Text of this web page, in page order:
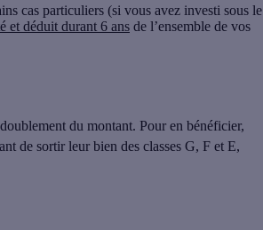
cas particuliers (si vous avez investi sous le
et déduit durant 6 ans de l’ensemble de vos
du montant. Pour en bénéficier,
de sortir leur bien des classes G, F et E,